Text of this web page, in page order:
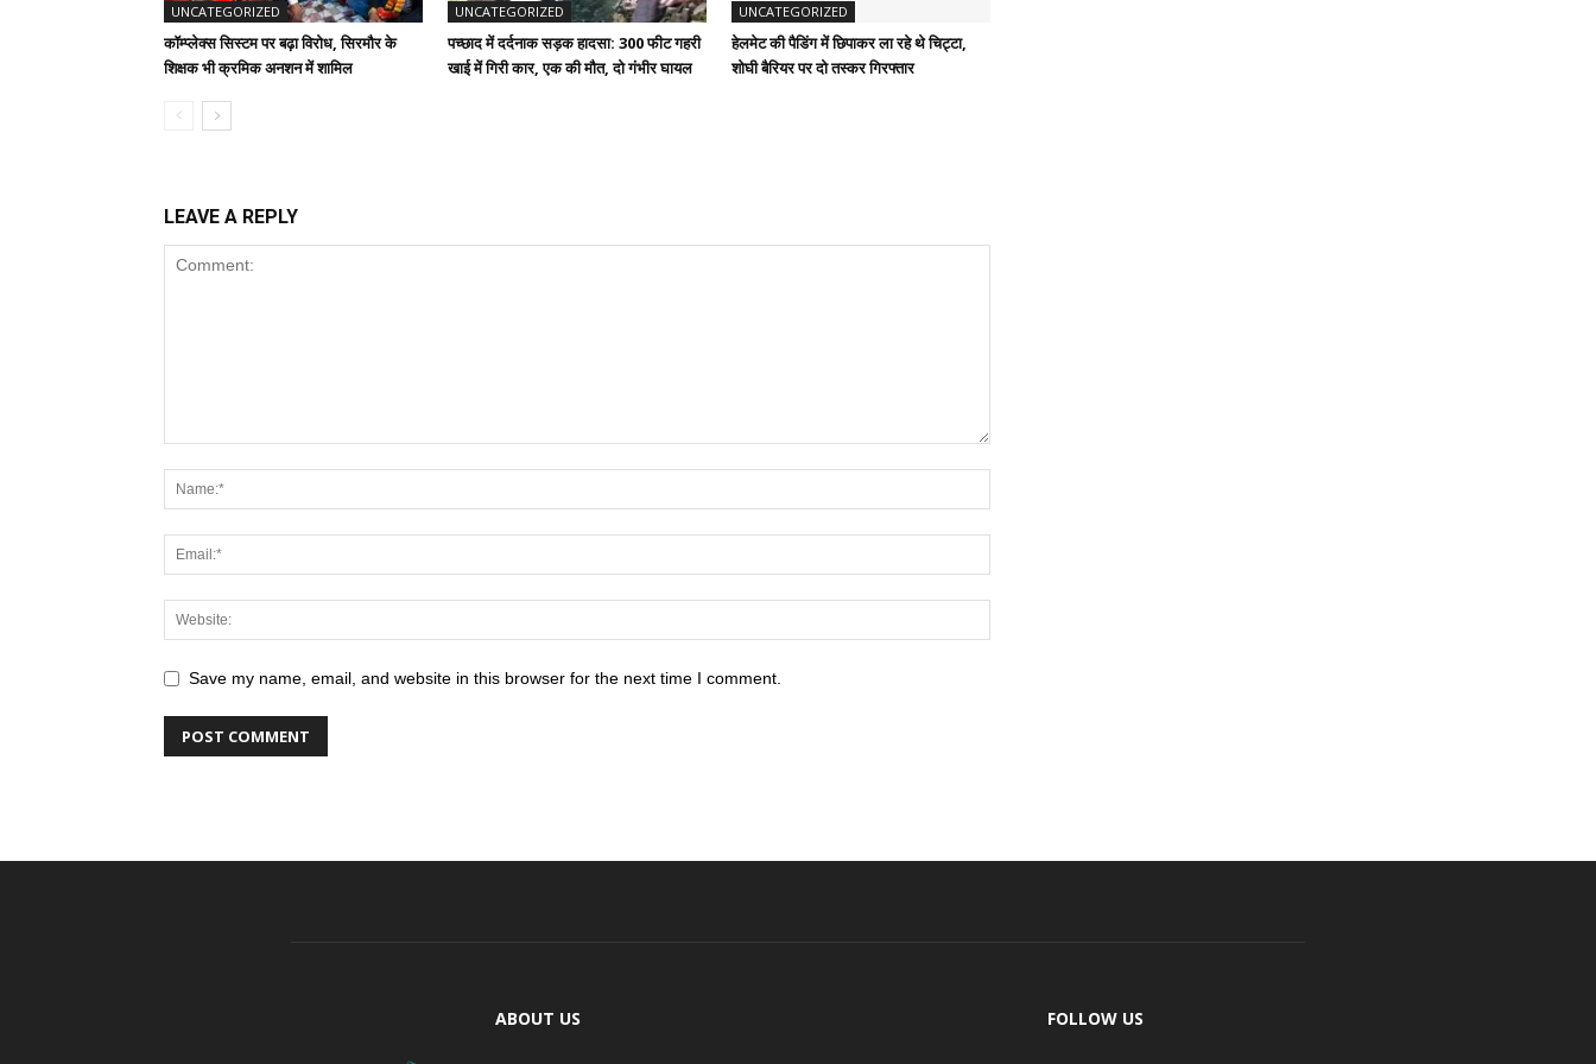
UNCATEGORIZED
कॉम्प्लेक्स सिस्टम पर बढ़ा विरोध, सिरमौर के
शिक्षक भी क्रमिक अनशन में शामिल
UNCATEGORIZED
पच्छाद में दर्दनाक सड़क हादसा: 300 फीट गहरी
खाई में गिरी कार, एक की मौत, दो गंभीर घायल
UNCATEGORIZED
हेलमेट की पैडिंग में छिपाकर ला रहे थे चिट्टा,
शोघी बैरियर पर दो तस्कर गिरफ्तार
LEAVE A REPLY
Save my name, email, and website in this browser for the next time I comment.
ABOUT US FOLLOW US